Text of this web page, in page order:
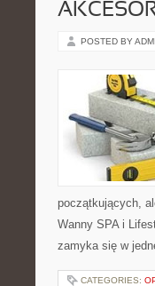
POSTED BY
początkujących,
Wanny SPA i
zamyka się w
CATEGORIES: